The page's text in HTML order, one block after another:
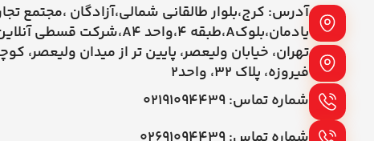
آدرس: کرج،بلوار طالقانی شمالی،آزادگان ،مجتمع
یادمان،بلوکA،طبقه ۴،واحد A4،شرکت قسطی آنلاین
تهران، خیابان ولیعصر، پایین تر از میدان ولیعصر،
فیروزه، پلاک 32، واحد2
شماره تماس: ۰۲۱۹۱۰۹۴۴۳۹